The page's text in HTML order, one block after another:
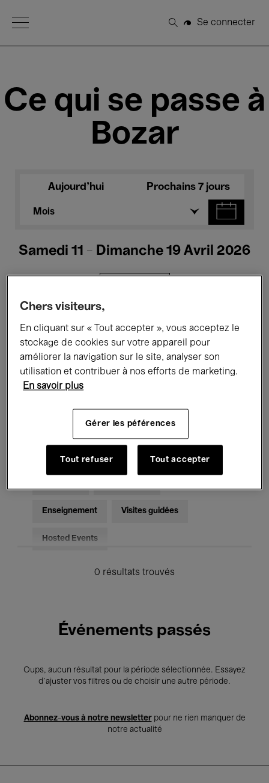
Open Menu
Rechercher
Se connecter
Ce qui se passe à
Bozar
Aujourd'hui Prochains 7 jours
Mois
Samedi 11 - Dimanche 19 Avril 2026
Tous les événements Concerts
Expositions Performances
Rencontres & Débats
Musique classique Global Music
Enseignement Visites guidées
Hosted Events
0 résultats trouvés
Événements passés
Oups, aucun résultat pour la période sélectionnée. Essayez
d’ajuster vos filtres ou de choisir une autre période.
Abonnez-vous à notre newsletterpour ne rien manquer de
notre actualité
Chers visiteurs,
En cliquant sur « Tout accepter », vous acceptez le
stockage de cookies sur votre appareil pour
améliorer la navigation sur le site, analyser son
utilisation et contribuer à nos efforts de marketing.
En savoir plus
Gérer les péférences
Tout refuser Tout accepter